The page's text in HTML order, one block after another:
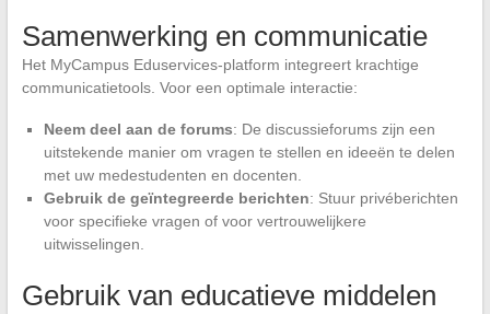
Samenwerking en communicatie
Het MyCampus Eduservices-platform integreert krachtige
communicatietools. Voor een optimale interactie:
Neem deel aan de forums: De discussieforums zijn een
uitstekende manier om vragen te stellen en ideeën te delen
met uw medestudenten en docenten.
Gebruik de geïntegreerde berichten: Stuur privéberichten
voor specifieke vragen of voor vertrouwelijkere
uitwisselingen.
Gebruik van educatieve middelen